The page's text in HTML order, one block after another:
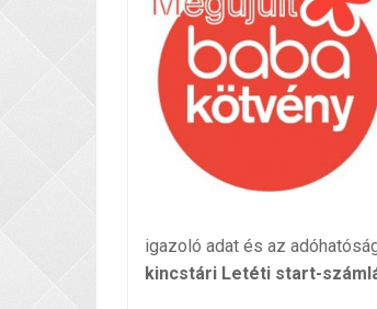
igazoló adat és az
kincstári Letéti start-